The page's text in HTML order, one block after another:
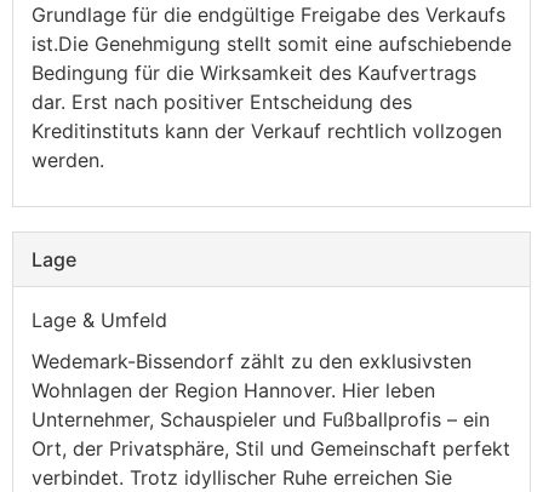
Grundlage für die endgültige Freigabe des Verkaufs
ist.Die Genehmigung stellt somit eine aufschiebende
Bedingung für die Wirksamkeit des Kaufvertrags
dar. Erst nach positiver Entscheidung des
Kreditinstituts kann der Verkauf rechtlich vollzogen
werden.
Lage
Lage & Umfeld
Wedemark-Bissendorf zählt zu den exklusivsten
Wohnlagen der Region Hannover. Hier leben
Unternehmer, Schauspieler und Fußballprofis – ein
Ort, der Privatsphäre, Stil und Gemeinschaft perfekt
verbindet. Trotz idyllischer Ruhe erreichen Sie